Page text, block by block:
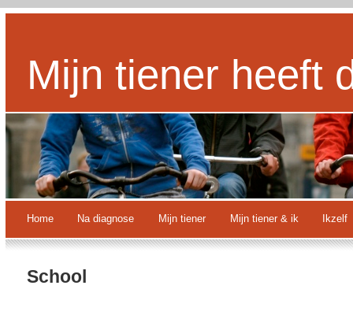
Mijn tiener heeft
Home Na diagnose Mijn tiener Mijn tiener & ik Ikzelf
School